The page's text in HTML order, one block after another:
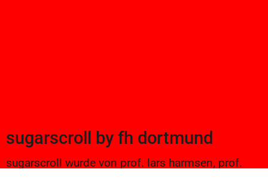
sugarscroll by fh dortmund
sugarscroll wurde von prof. lars harmsen, prof.